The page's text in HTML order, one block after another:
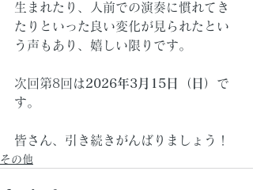
生まれたり、人前での演奏に慣れてき
たりといった良い変化が見られたとい
う声もあり、嬉しい限りです。
次回第8回は2026年3月15日（日） で
す。
皆さん、引き続きがんばりましょう！
その他